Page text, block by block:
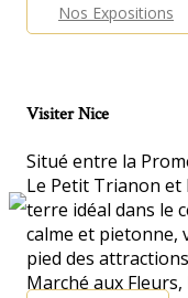
Nos Expositions
Visiter Nice
Situé entre la
Le Petit Trianon et
terre idéal dans le
calme et pietonne,
pied des
Marché aux Fleurs,